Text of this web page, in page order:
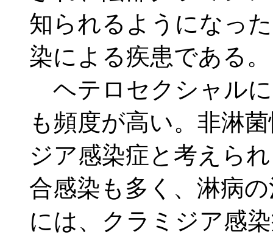
知られるようになっ
染による疾患である。
ヘテロセクシャル
も頻度が高い。非淋
ジア感染症と考えら
合感染も多く、淋病
には、クラミジア感